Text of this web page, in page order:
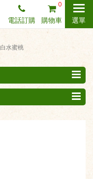
選單
電話訂購
0
購物車
白水蜜桃